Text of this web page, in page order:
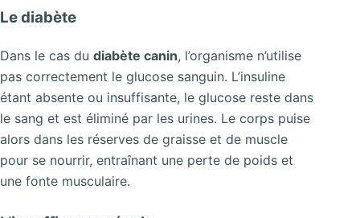
Le diabète
Dans le cas du diabète canin, l’organisme n’utilise
pas correctement le glucose sanguin. L’insuline
étant absente ou insuffisante, le glucose reste dans
le sang et est éliminé par les urines. Le corps puise
alors dans les réserves de graisse et de muscle
pour se nourrir, entraînant une perte de poids et
une fonte musculaire.